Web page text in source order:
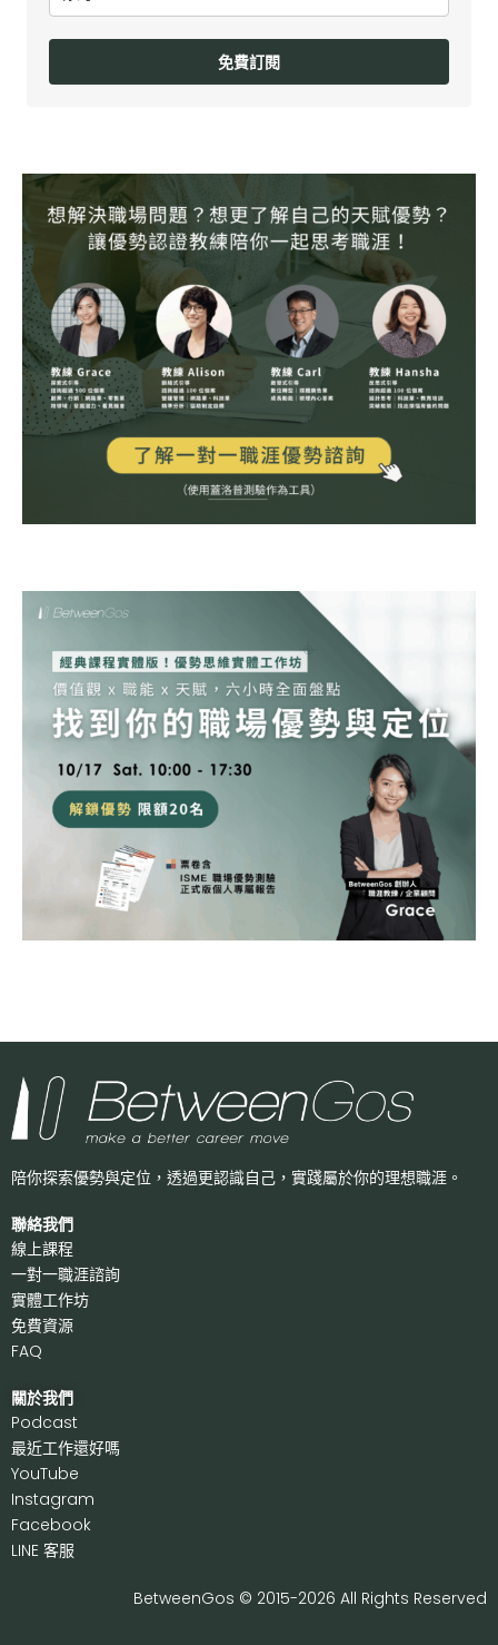
免費訂閱
陪你探索優勢與定位，透過更認識自己， 實踐屬於你的理想職涯。
聯絡我們
線上課程
一對一職涯諮詢
實體工作坊
免費資源
FAQ
關於我們
Podcast
最近工作還好嗎
YouTube
Instagram
Facebook
LINE 客服
BetweenGos © 2015-2026 All Rights Reserved